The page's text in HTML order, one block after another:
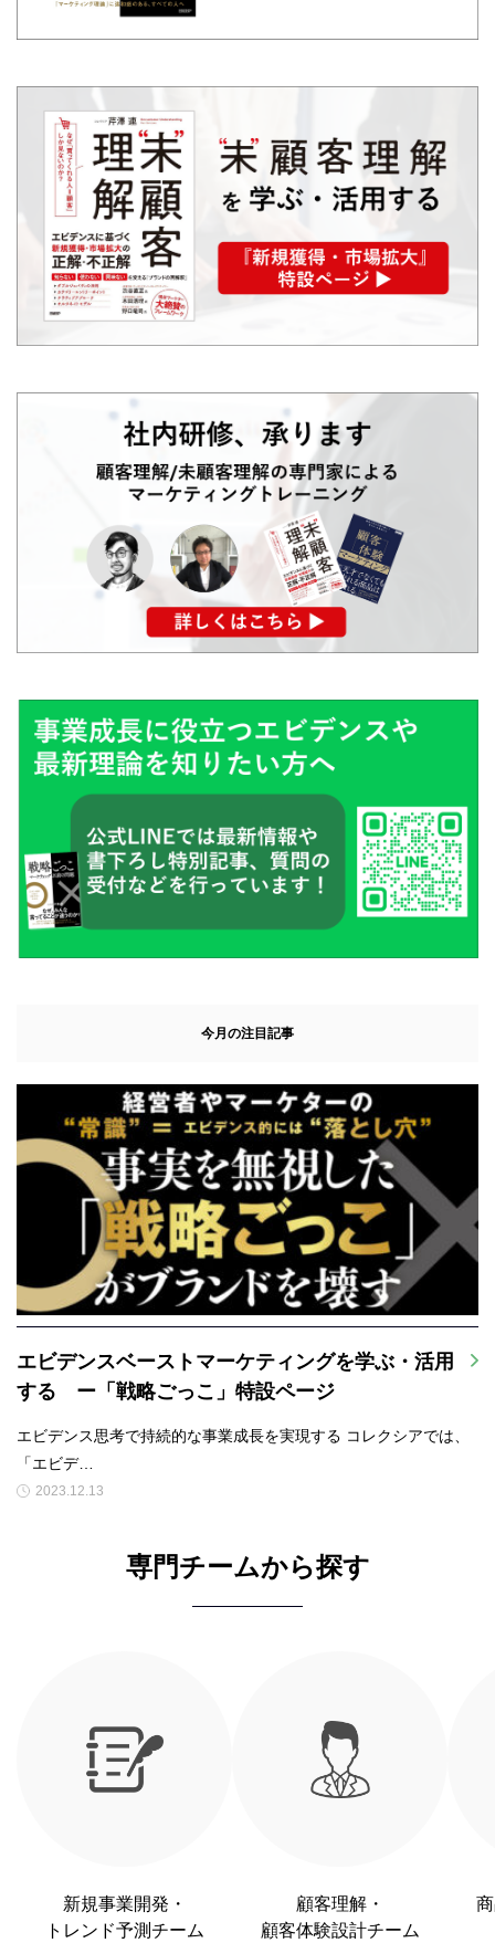
今月の注目記事
エビデンスベーストマーケティングを学ぶ・活用
する ー「戦略ごっこ」特設ページ
エビデンス思考で持続的な事業成長を実現する コレクシアでは、
「エビデ…
2023.12.13
専門チームから探す
新規事業開発・
トレンド予測チーム
顧客理解・
顧客体験設計チーム